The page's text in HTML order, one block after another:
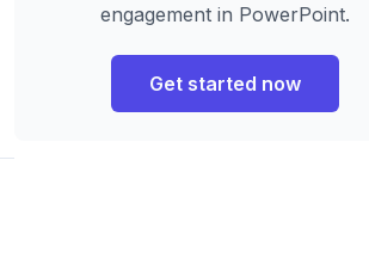
engagement in PowerPoint.
Get started now